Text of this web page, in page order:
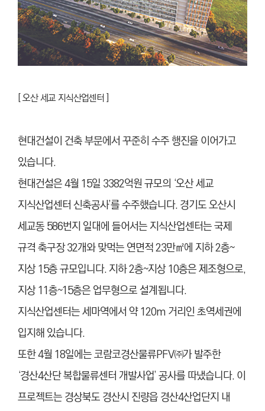
[오산 세교 지식산업센터 ]
현대건설이 건축 부문에서 꾸준히 수주 행진을 이어가고
있습니다.
현대건설은 4월 15일 3382억원 규모의 ‘오산 세교
지식산업센터 신축공사’를 수주했습니다. 경기도 오산시
세교동 586번지 일대에 들어서는 지식산업센터는 국제
규격 축구장 32개와 맞먹는 연면적 23만㎡에 지하 2층~
지상 15층 규모입니다. 지하 2층~지상 10층은 제조형으로,
지상 11층~15층은 업무형으로 설계됩니다.
지식산업센터는 세마역에서 약 120m 거리인 초역세권에
입지해 있습니다.
또한 4월 18일에는 코람코경산물류PFV㈜가 발주한
‘경산4산단 복합물류센터 개발사업’ 공사를 따냈습니다. 이
프로젝트는 경상북도 경산시 진량읍 경산4산업단지 내